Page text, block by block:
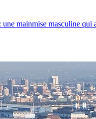
une mainmise masculine qui